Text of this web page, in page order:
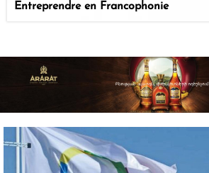
Entreprendre en Francophonie